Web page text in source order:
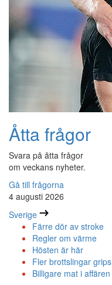
Åtta frågor
Svara på åtta frågor
om veckans nyheter.
Gå till frågorna
4 augusti 2026
Sverige
Färre dör av stroke
Regler om värme
Hösten är här
Fler brottslingar grips
Billigare mat i affären